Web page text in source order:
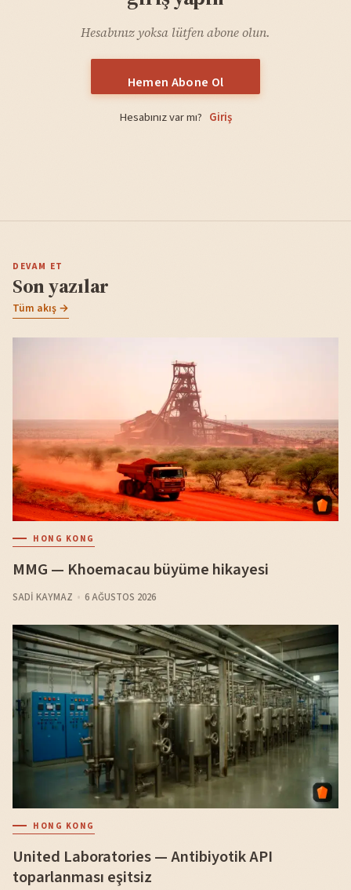
Hesabınız yoksa lütfen abone olun.
Hemen Abone Ol
Hesabınız var mı? Giriş
DEVAM ET
Son yazılar
Tüm akış →
HONG KONG
MMG — Khoemacau büyüme hikayesi
SADI KAYMAZ 6 AĞUSTOS 2026
HONG KONG
United Laboratories — Antibiyotik API
toparlanması eşitsiz